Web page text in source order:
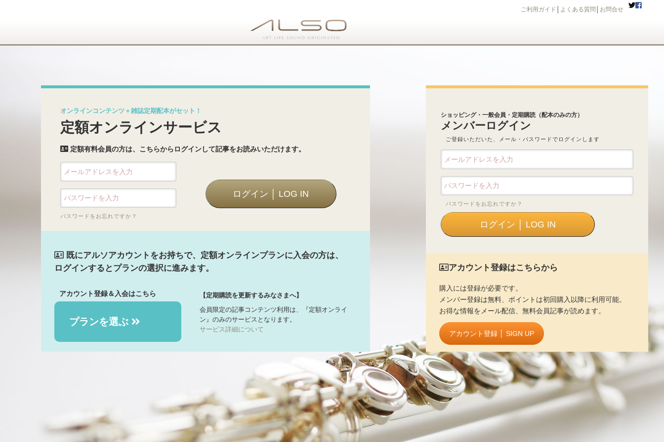
ご利用ガイド よくある質問 お問合せ
オンラインコンテンツ＋雑誌定期配本がセット！
定額オンラインサービス
定額有料会員の方は、こちらからログインして記事をお読みいただけます。
パスワードをお忘れですか？
既にアルソアカウントをお持ちで、定額オンラインプランに入会の方は、
ログインするとプランの選択に進みます。
アカウント登録＆入会はこちら
【定期購読を更新するみなさまへ】
会員限定の記事コンテンツ利用は、『定額オンライ
ン』のみのサービスとなります。
サービス詳細について
プランを選ぶ
ショッピング・一般会員・定期購読（配本のみの方）
メンバーログイン
ご登録いただいた、メール・パスワードでログインします
パスワードをお忘れですか？
アカウント登録はこちらから
購入には登録が必要です。
メンバー登録は無料、ポイントは初回購入以降に利用可能。
お得な情報をメール配信、無料会員記事が読めます。
アカウント登録 │ SIGN UP